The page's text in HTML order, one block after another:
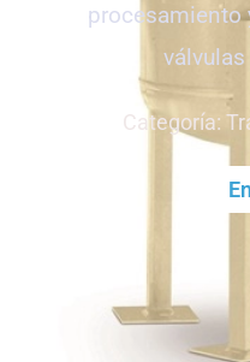
procesamiento
Categoría: